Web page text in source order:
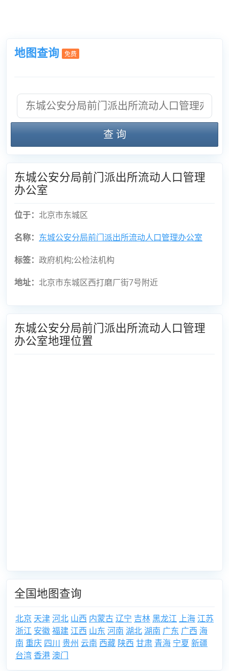
地图查询 免费
查 询
东城公安分局前门派出所流动人口管理
办公室
位于： 北京市东城区
名称： 东城公安分局前门派出所流动人口管理办公室
标签： 政府机构;公检法机构
地址： 北京市东城区西打磨厂街7号附近
东城公安分局前门派出所流动人口管理
办公室地理位置
全国地图查询
北京 天津河北 山西 内蒙古辽宁 吉林黑龙江 上海 江苏
浙江 安徽福建 江西 山东 河南 湖北湖南 广东 广西 海
南 重庆 四川 贵州 云南 西藏 陕西 甘肃 青海 宁夏 新疆
台湾 香港 澳门